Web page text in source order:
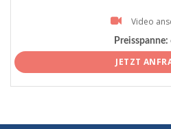
Video
Preisspanne:
JETZT